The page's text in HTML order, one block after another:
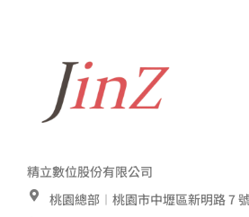
精立數位股份有限公司
桃園總部︱桃園市中壢區新明路 7